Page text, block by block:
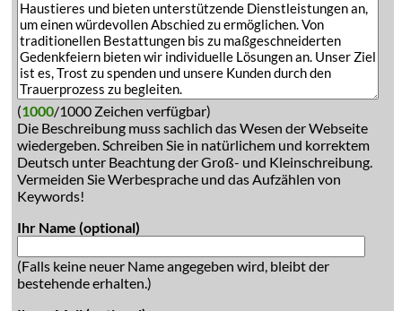
(1000/1000 Zeichen verfügbar)
Die Beschreibung muss sachlich das Wesen der Webseite
wiedergeben. Schreiben Sie in natürlichem und korrektem
Deutsch unter Beachtung der Groß- und Kleinschreibung.
Vermeiden Sie Werbesprache und das Aufzählen von
Keywords!
Ihr Name (optional)
(Falls keine neuer Name angegeben wird, bleibt der
bestehende erhalten.)